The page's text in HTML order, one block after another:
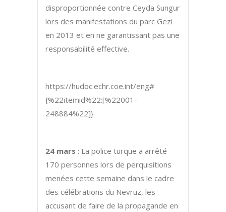
disproportionnée contre Ceyda Sungur
lors des manifestations du parc Gezi
en 2013 et en ne garantissant pas une
responsabilité effective.
https://hudoc.echr.coe.int/eng#
{%22itemid%22:[%22001-
248884%22]}
24 mars : La police turque a arrêté
170 personnes lors de perquisitions
menées cette semaine dans le cadre
des célébrations du Nevruz, les
accusant de faire de la propagande en